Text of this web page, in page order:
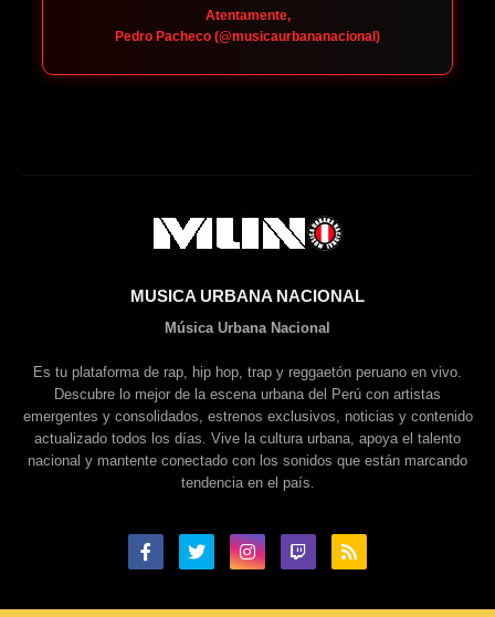
Atentamente,
Pedro Pacheco (@musicaurbananacional)
MUSICA URBANA NACIONAL
Música Urbana Nacional
Es tu plataforma de rap, hip hop, trap y reggaetón peruano en vivo.
Descubre lo mejor de la escena urbana del Perú con artistas
emergentes y consolidados, estrenos exclusivos, noticias y contenido
actualizado todos los días. Vive la cultura urbana, apoya el talento
nacional y mantente conectado con los sonidos que están marcando
tendencia en el país.